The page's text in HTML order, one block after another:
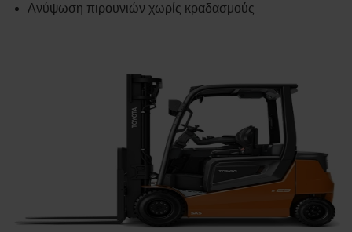
Ανύψωση πιρουνιών χωρίς κραδασμούς